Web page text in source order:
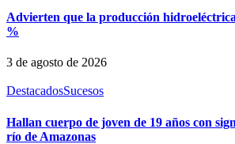
Advierten que la producción
%
3 de agosto de 2026
DestacadosSucesos
Hallan cuerpo de joven de 19 años con
río de Amazonas